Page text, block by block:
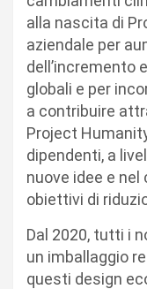
alla nascita di
aziendale per
dell’incremento
globali e per
a contribuire
Project
dipendenti, a
nuove idee e
obiettivi di
Dal 2020, tutti i
un imballaggio
questi design